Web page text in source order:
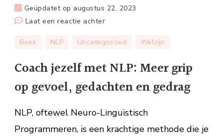
Geüpdatet op augustus 22, 2023
Laat een reactie achterop
jezelf
NLP:
Meer
op
gevoel,
Boek NLP Uncategorized Welzijn
Coach jezelf met NLP: Meer grip
op gevoel, gedachten en gedrag
NLP, oftewel Neuro-Linguïstisch
Programmeren, is een krachtige methode die je